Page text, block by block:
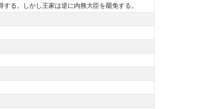
る。しかし王家は逆に内務大臣を罷免する。